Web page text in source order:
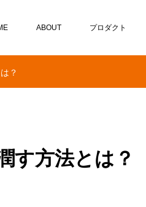
ABOUT プロダクト
？
す方法とは？